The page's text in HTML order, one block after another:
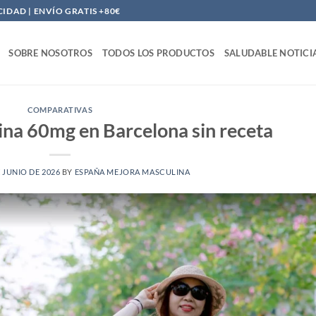
| ENVÍO GRATIS +80€
SOBRE NOSOTROS TODOS LOS PRODUCTOS SALUDABLE
COMPARATIVAS
60mg en Barcelona sin receta
JUNIO DE 2026 BY ESPAÑA MEJORA MASCULINA